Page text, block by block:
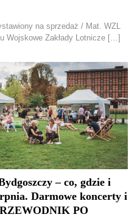
na sprzedaż / Mat. WZL
Wojskowe Zakłady Lotnicze […]
– co, gdzie i
Darmowe koncerty i
PO